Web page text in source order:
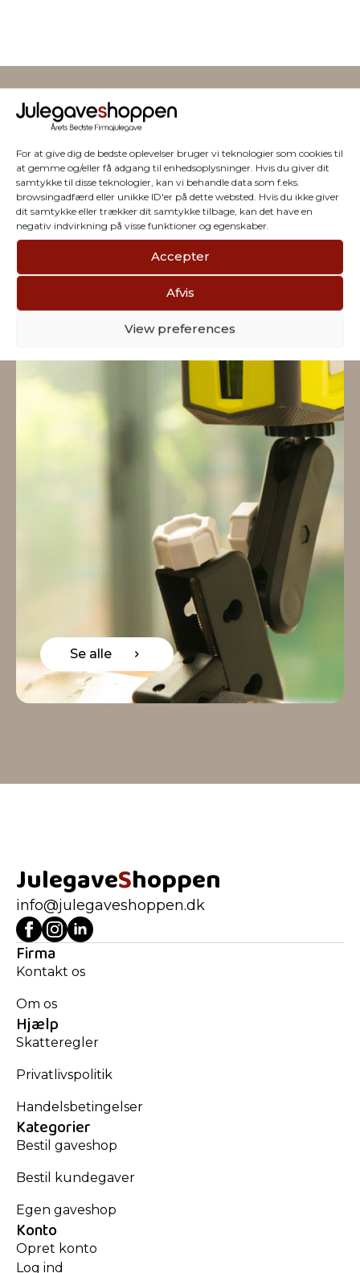
For at give dig de bedste oplevelser bruger vi teknologier som cookies til
at gemme og/eller få adgang til enhedsoplysninger. Hvis du giver dit
samtykke til disse teknologier, kan vi behandle data som f.eks.
browsingadfærd eller unikke ID'er på dette websted. Hvis du ikke giver
dit samtykke eller trækker dit samtykke tilbage, kan det have en
negativ indvirkning på visse funktioner og egenskaber.
Accepter
Afvis
View preferences
Vi har julegaver til hele
firmaet
JulegaveShoppen
info@julegaveshoppen.dk
Firma
Kontakt os
Om os
Hjælp
Skatteregler
Privatlivspolitik
Handelsbetingelser
Kategorier
Bestil gaveshop
Bestil kundegaver
Egen gaveshop
Konto
Opret konto
Log ind